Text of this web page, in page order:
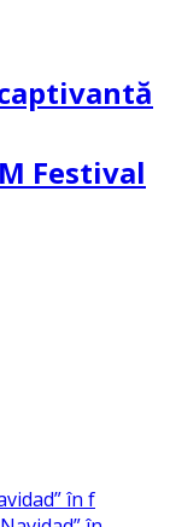
Festival
în f